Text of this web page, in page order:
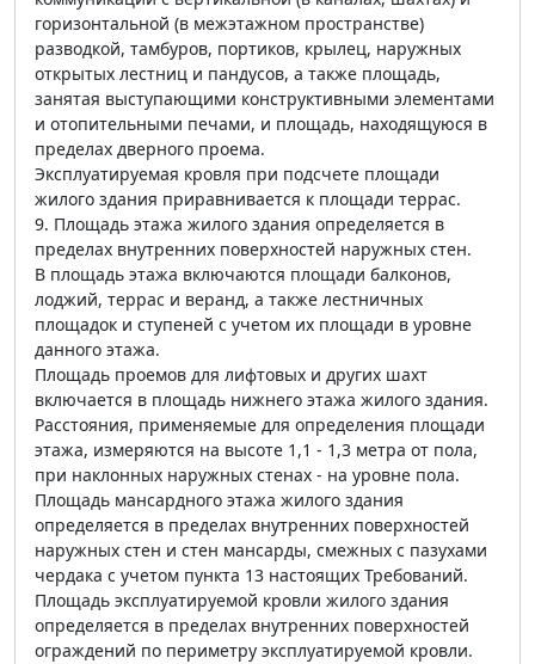
горизонтальной (в межэтажном пространстве)
разводкой, тамбуров, портиков, крылец, наружных
открытых лестниц и пандусов, а также площадь,
занятая выступающими конструктивными элементами
и отопительными печами, и площадь, находящуюся в
пределах дверного проема.
Эксплуатируемая кровля при подсчете площади
жилого здания приравнивается к площади террас.
9. Площадь этажа жилого здания определяется в
пределах внутренних поверхностей наружных стен.
В площадь этажа включаются площади балконов,
лоджий, террас и веранд, а также лестничных
площадок и ступеней с учетом их площади в уровне
данного этажа.
Площадь проемов для лифтовых и других шахт
включается в площадь нижнего этажа жилого здания.
Расстояния, применяемые для определения площади
этажа, измеряются на высоте 1,1 - 1,3 метра от пола,
при наклонных наружных стенах - на уровне пола.
Площадь мансардного этажа жилого здания
определяется в пределах внутренних поверхностей
наружных стен и стен мансарды, смежных с пазухами
чердака с учетом пункта 13 настоящих Требований.
Площадь эксплуатируемой кровли жилого здания
определяется в пределах внутренних поверхностей
ограждений по периметру эксплуатируемой кровли.